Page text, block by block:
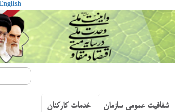
شفافیت عمومی سازمان خدمات کارکنان